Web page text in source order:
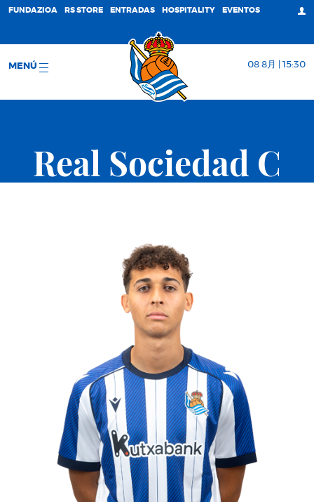
FUNDAZIOA RS STORE ENTRADAS HOSPITALITY EVENTOS
MENÚ 08 8月 | 15:30
Real Sociedad C